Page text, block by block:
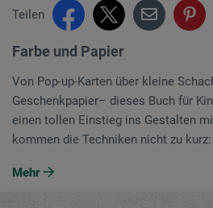
Teilen
Farbe und Papier
Von Pop-up-Karten über kleine
Geschenkpapier– dieses Buch für
einen tollen Einstieg ins Gestalten
kommen die Techniken nicht zu
Mehr